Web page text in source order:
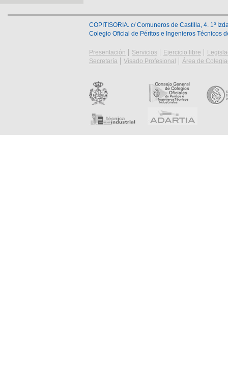
COPITISORIA. c/ Comuneros de Castilla, 4. 1º
Colegio Oficial de Péritos e Ingenieros Técnicos
Presentación Servicios Ejercicio libre
Secretaría
Visado Profesional Área de